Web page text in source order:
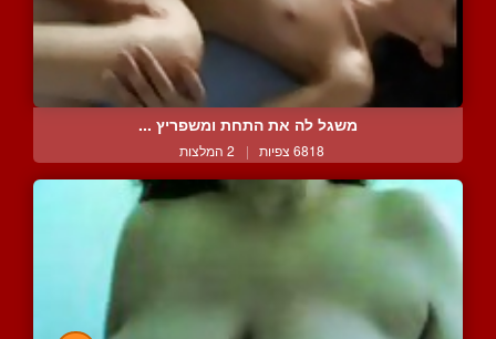
משגל לה את התחת ומשפריץ ...
6818 צפיות | 2 המלצות